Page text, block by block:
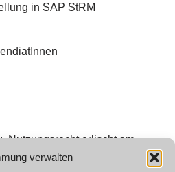
verwalten
in SAP StRM
Nutzungsrecht erlischt am